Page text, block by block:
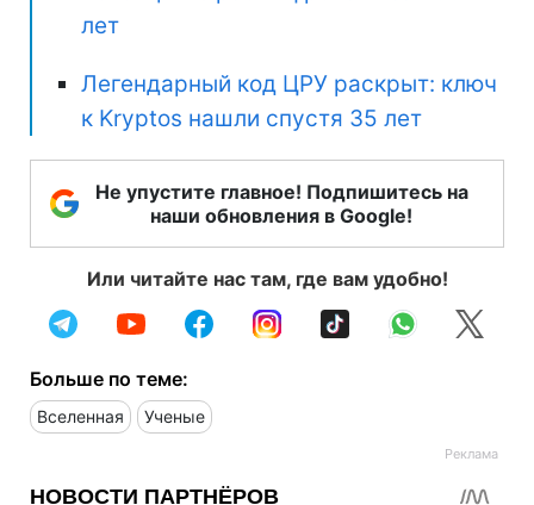
лет
Легендарный код ЦРУ раскрыт: ключ
к Kryptos нашли спустя 35 лет
Не упустите главное! Подпишитесь на
наши обновления в Google!
Или читайте нас там, где вам удобно!
Больше по теме:
Вселенная Ученые